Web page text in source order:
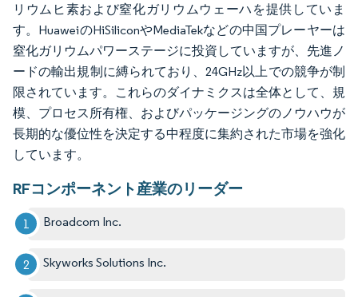
リウムヒ素および窒化ガリウムウェーハを提供していま
す。HuaweiのHiSiliconやMediaTekなどの中国プレーヤーは
窒化ガリウムパワーステージに投資していますが、先進ノ
ードの輸出規制に縛られており、24GHz以上での競争が制
限されています。これらのダイナミクスは全体として、規
模、プロセス所有権、およびパッケージングのノウハウが
長期的な優位性を決定する中程度に集約された市場を強化
しています。
RFコンポーネント産業のリーダー
Broadcom Inc.
Skyworks Solutions Inc.